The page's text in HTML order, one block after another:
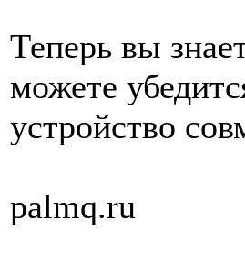
Теперь вы
можете
устройство
palmq.ru